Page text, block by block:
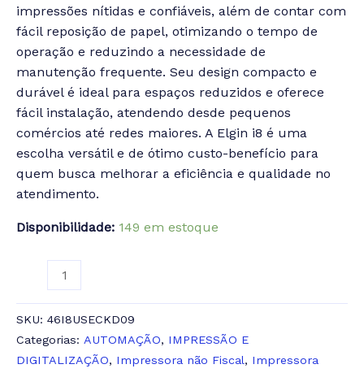
impressões nítidas e confiáveis, além de contar com
fácil reposição de papel, otimizando o tempo de
operação e reduzindo a necessidade de
manutenção frequente. Seu design compacto e
durável é ideal para espaços reduzidos e oferece
fácil instalação, atendendo desde pequenos
comércios até redes maiores. A Elgin i8 é uma
escolha versátil e de ótimo custo-benefício para
quem busca melhorar a eficiência e qualidade no
atendimento.
Disponibilidade: 149 em estoque
SKU: 46I8USECKD09
Categorias: AUTOMAÇÃO, IMPRESSÃO E
DIGITALIZAÇÃO, Impressora não Fiscal, Impressora